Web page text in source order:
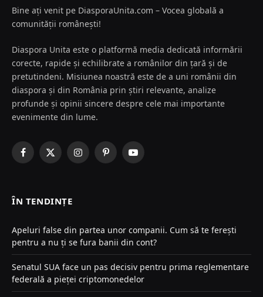
Bine ați venit pe DiasporaUnita.com – Vocea globală a
comunității românești!
Diaspora Unita este o platformă media dedicată informării
corecte, rapide și echilibrate a românilor din țară și de
pretutindeni. Misiunea noastră este de a uni românii din
diaspora și din România prin știri relevante, analize
profunde și opinii sincere despre cele mai importante
evenimente din lume.
Facebook
X
InstagramPinterestYouTube
ÎN TENDINȚE
Apeluri false din partea unor companii. Cum să te ferești
pentru a nu ți se fura banii din cont?
Senatul SUA face un pas decisiv pentru prima reglementare
federală a pieței criptomonedelor